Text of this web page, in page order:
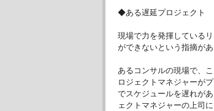
◆ある遅延プロジェクト
現場で力を発揮している
ができないという指摘が
あるコンサルの現場で、
ロジェクトマネジャーが
でスケジュールを遅れが
ェクトマネジャーの上司